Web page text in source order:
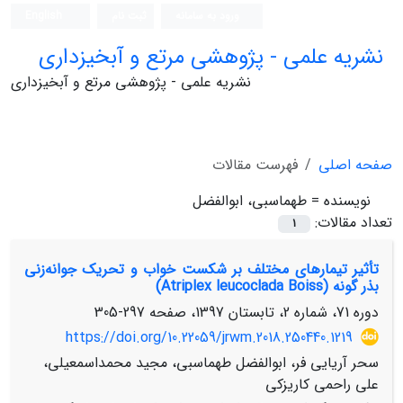
نشریه علمی - پژوهشی مرتع و آبخیزداری
نشریه علمی - پژوهشی مرتع و آبخیزداری
صفحه اصلی
فهرست مقالات
نویسنده = طهماسبی، ابوالفضل
تعداد مقالات:
1
تأثیر تیمار‌های مختلف بر شکست خواب و تحریک جوانه‌زنی
بذر گونه (Atriplex leucoclada Boiss)
دوره 71، شماره 2، تابستان 1397، صفحه
297-305
https://doi.org/10.22059/jrwm.2018.250440.1219
سحر آریایی فر، ابوالفضل طهماسبی، مجید محمداسمعیلی،
علی راحمی کاریزکی